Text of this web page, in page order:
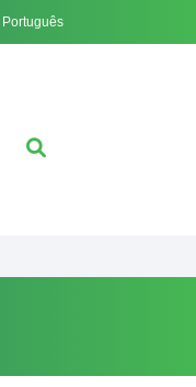
Português